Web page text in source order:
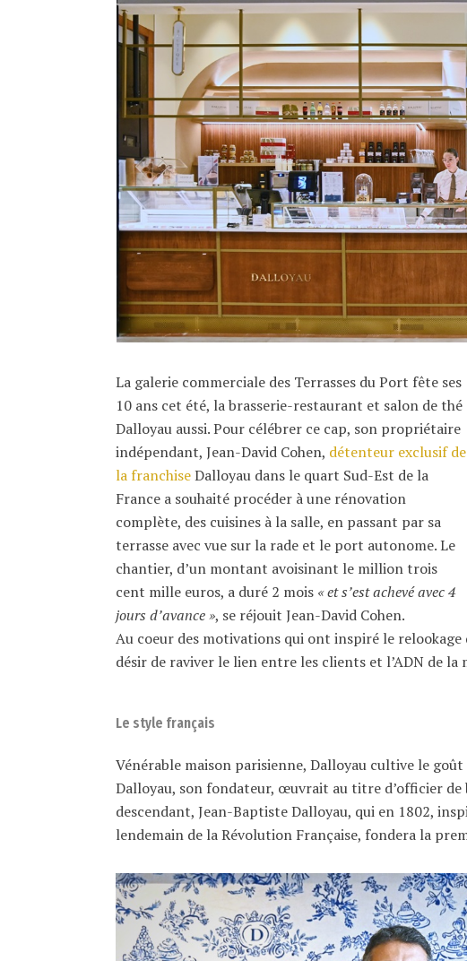
La galerie commerciale des Terrasses du Port fête ses
10 ans cet été, la brasserie-restaurant et salon de thé
Dalloyau aussi. Pour célébrer ce cap, son propriétaire
indépendant, Jean-David Cohen, détenteur exclusif de
la franchiseDalloyau dans le quart Sud-Est de la
France a souhaité procéder à une rénovation
complète, des cuisines à la salle, en passant par sa
terrasse avec vue sur la rade et le port autonome. Le
chantier, d’un montant avoisinant le million trois
cent mille euros, a duré 2 mois « et s’est achevé avec 4
jours d’avance », se réjouit Jean-David Cohen.
Au coeur des motivations qui ont inspiré le
désir de raviver le lien entre les clients et l’ADN de la
Le style français
Vénérable maison parisienne, Dalloyau cultive le
Dalloyau, son fondateur, œuvrait au titre d’officier de
descendant, Jean-Baptiste Dalloyau, qui en 1802,
lendemain de la Révolution Française, fondera la